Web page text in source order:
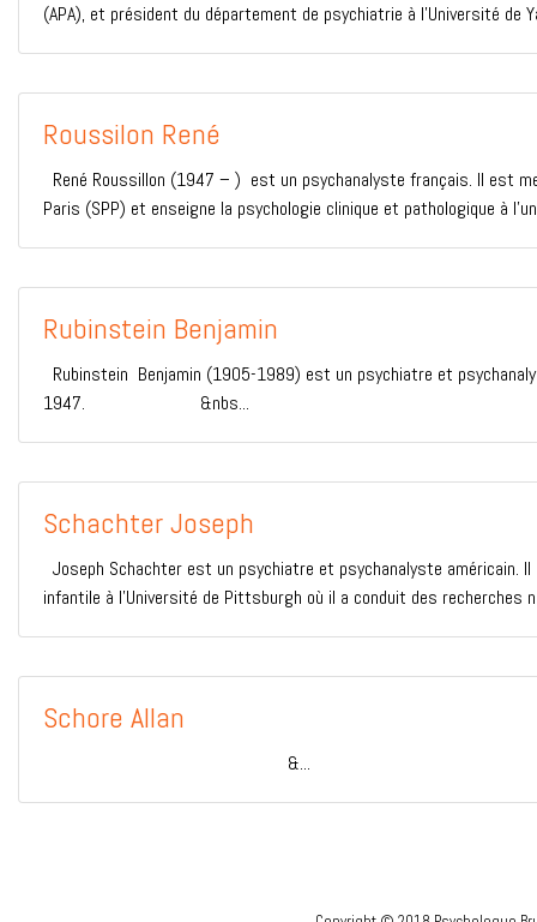
(APA), et président du département de psychiatrie à l’Université de
Roussilon René
René Roussillon (1947 – ) est un psychanalyste français. Il est
Paris (SPP) et enseigne la psychologie clinique et pathologique à
Rubinstein Benjamin
Rubinstein Benjamin (1905-1989) est un psychiatre et
1947. &nbs...
Schachter Joseph
Joseph Schachter est un psychiatre et psychanalyste américain.
infantile à l’Université de Pittsburgh où il a conduit des recherches
Schore Allan
&...